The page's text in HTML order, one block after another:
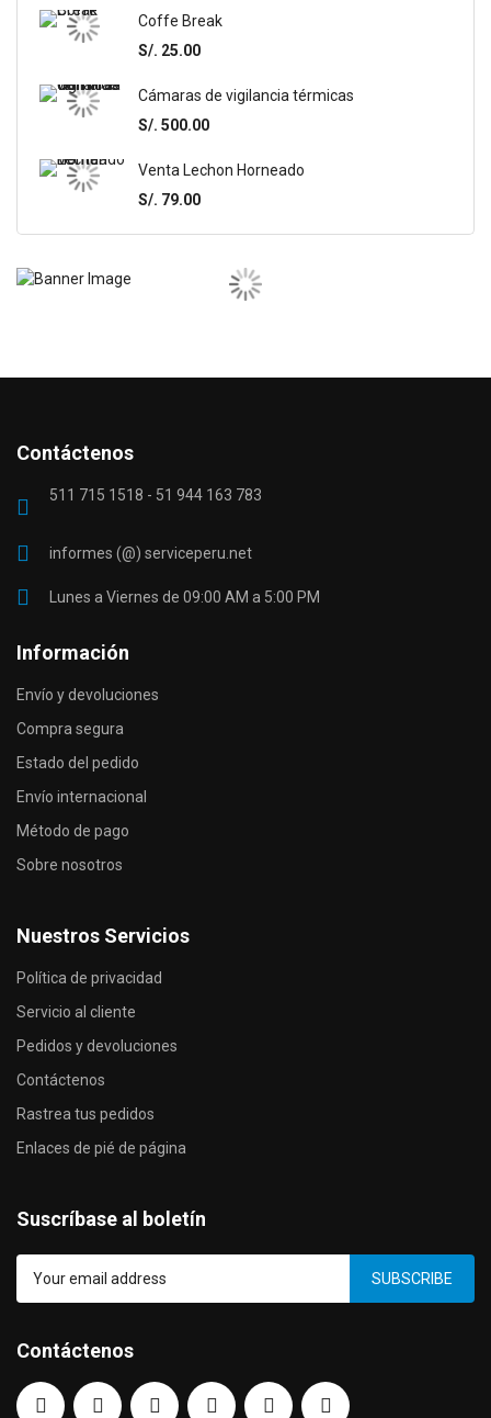
Coffe Break
S/. 25.00
Cámaras de vigilancia térmicas
S/. 500.00
Venta Lechon Horneado
S/. 79.00
Contáctenos
511 715 1518 - 51 944 163 783
informes (@) serviceperu.net
Lunes a Viernes de 09:00 AM a 5:00 PM
Información
Envío y devoluciones
Compra segura
Estado del pedido
Envío internacional
Método de pago
Sobre nosotros
Nuestros Servicios
Política de privacidad
Servicio al cliente
Pedidos y devoluciones
Contáctenos
Rastrea tus pedidos
Enlaces de pié de página
Suscríbase al boletín
SUBSCRIBE
Contáctenos